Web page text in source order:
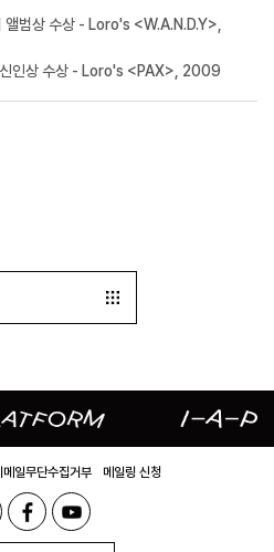
앨범상 수상 - Loro's <W.A.N.D.Y>,
신인상 수상 - Loro's <PAX>, 2009
메일무단수집거부 메일링 신청